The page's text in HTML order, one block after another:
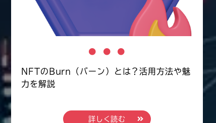
NFTのBurn（バーン）とは？活用方法や魅
力を解説
詳しく読む